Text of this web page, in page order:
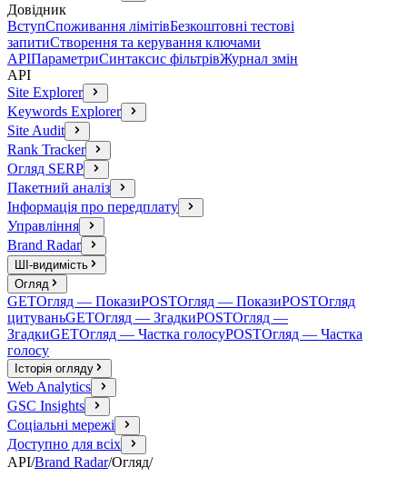
Довідник
ВступСпоживання лімітівБезкоштовні тестові
запитиСтворення та керування ключами
APIПараметриСинтаксис фільтрівЖурнал змін
API
Site Explorer
Keywords Explorer
Site Audit
Rank Tracker
Огляд SERP
Пакетний аналіз
Інформація про передплату
Управління
Brand Radar
ШІ-видимість
Огляд
GETОгляд — ПоказиPOSTОгляд — ПоказиPOSTОгляд
цитуваньGETОгляд — ЗгадкиPOSTОгляд —
ЗгадкиGETОгляд — Частка голосуPOSTОгляд — Частка
голосу
Історія огляду
Web Analytics
GSC Insights
Соціальні мережі
Доступно для всіх
API/Brand Radar/Огляд/